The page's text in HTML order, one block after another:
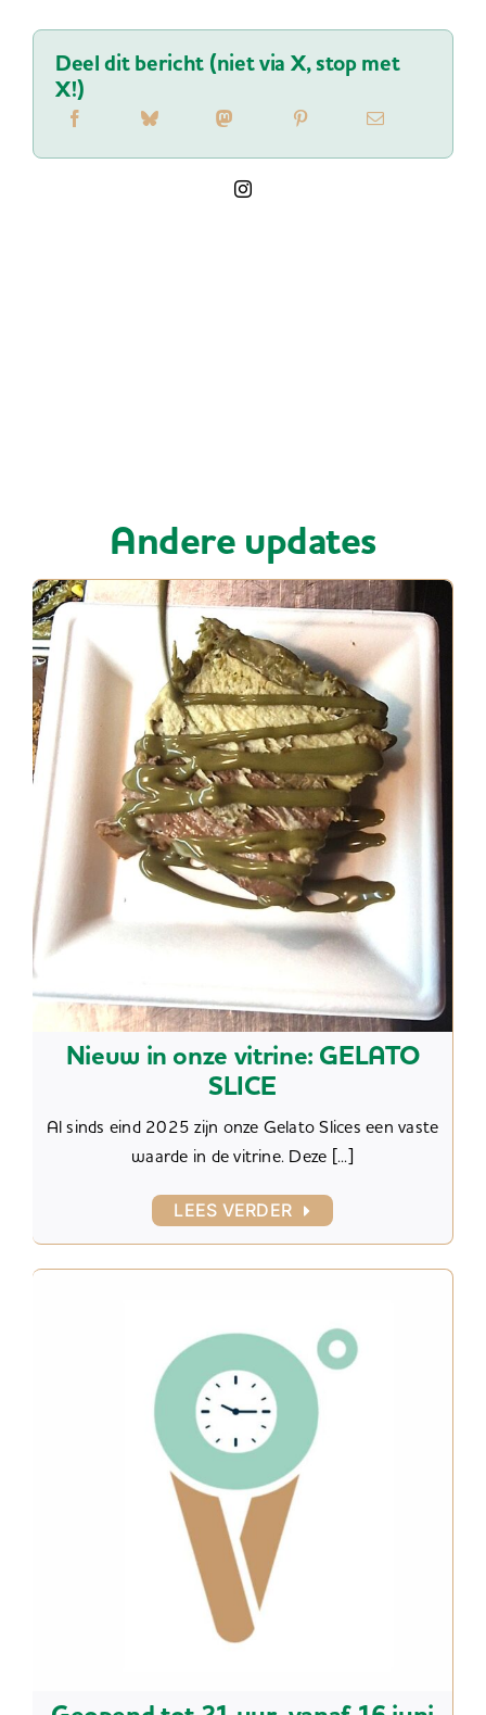
Deel dit bericht (niet via X, stop met
X!)
Andere updates
Nieuw in onze vitrine: GELATO
SLICE
Al sinds eind 2025 zijn onze Gelato Slices een vaste
waarde in de vitrine. Deze [...]
LEES VERDER